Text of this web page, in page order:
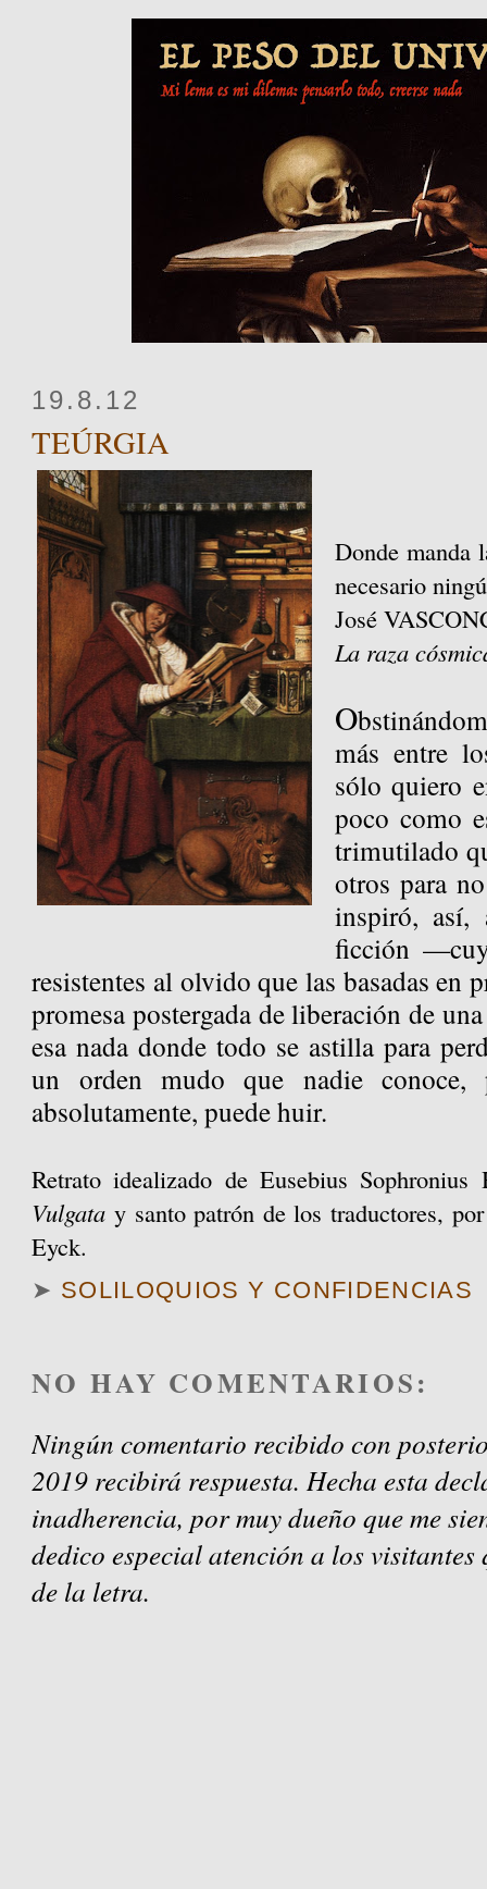
19.8.12
TEÚRGIA
Donde manda
necesario
José
La raza
O
más entre
sólo quiero
poco como
trimutilado
otros para
inspiró, así,
ficción
resistentes al olvido que las basadas en
promesa postergada de liberación de
esa nada donde todo se astilla para
un orden mudo que nadie conoce,
absolutamente, puede huir.
Retrato idealizado de Eusebius
Vulgata y santo patrón de los traductores,
Eyck.
➤ SOLILOQUIOS Y CONFIDENCIAS
NO HAY COMENTARIOS:
Ningún comentario recibido con
2019 recibirá respuesta. Hecha esta
inadherencia, por muy dueño que me
dedico especial atención a los
de la letra.